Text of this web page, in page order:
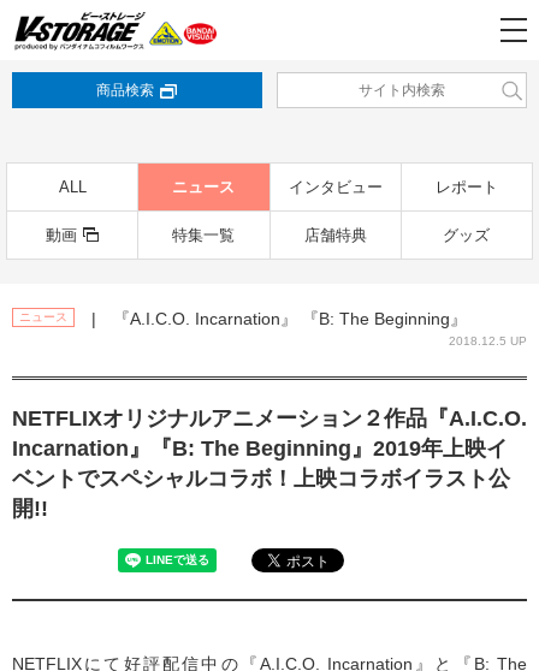
商品検索
ALL ニュース インタビュー レポート
動画 特集一覧 店舗特典 グッズ
ニュース | 『A.I.C.O. Incarnation』 『B: The Beginning』
2018.12.5 UP
NETFLIXオリジナルアニメーション２作品『A.I.C.O.
Incarnation』『B: The Beginning』2019年上映イ
ベントでスペシャルコラボ！上映コラボイラスト公
開!!
NETFLIXにて好評配信中の『A.I.C.O. Incarnation』と『B: The